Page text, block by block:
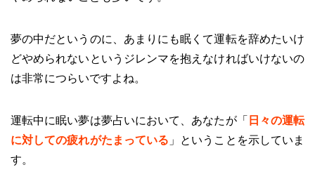
夢の中だというのに、あまりにも眠くて運転を辞めたいけ
どやめられないというジレンマを抱えなければいけないの
は非常につらいですよね。
運転中に眠い夢は夢占いにおいて、あなたが「 日々の運転
に対しての疲れがたまっている 」ということを示していま
す。